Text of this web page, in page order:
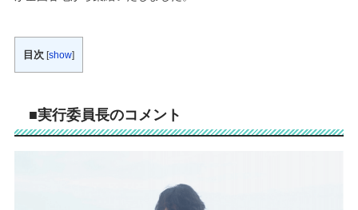
目次 [show]
■実行委員長のコメント